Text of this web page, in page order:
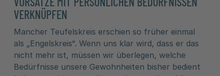
VERKNÜPFEN
Mancher Teufelskreis erschien so früher einmal
als „Engelskreis“. Wenn uns klar wird, dass er das
nicht mehr ist, müssen wir überlegen, welche
Bedürfnisse unsere Gewohnheiten bisher bedient